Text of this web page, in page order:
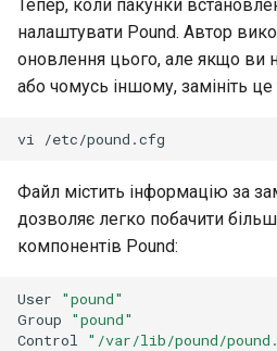
Тепер, коли пакунки
налаштувати Pound. Автор
оновлення цього, але якщо ви
або чомусь іншому, замініть це
vi
Файл містить інформацію за
дозволяє легко побачити
компонентів Pound:
User
"pound"
Group
"pound"
Control
"/var/lib/pound/